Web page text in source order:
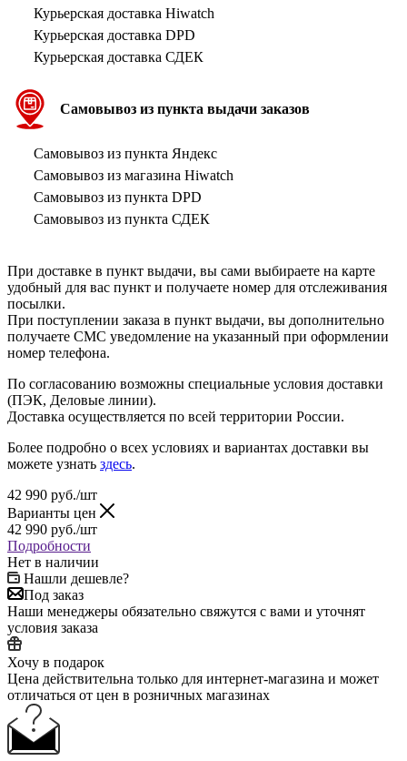
Курьерская доставка Hiwatch
Курьерская доставка DPD
Курьерская доставка СДЕК
Самовывоз из пункта выдачи заказов
Самовывоз из пункта Яндекс
Самовывоз из магазина Hiwatch
Самовывоз из пункта DPD
Самовывоз из пункта СДЕК
При доставке в пункт выдачи, вы сами выбираете на карте
удобный для вас пункт и получаете номер для отслеживания
посылки.
При поступлении заказа в пункт выдачи, вы дополнительно
получаете СМС уведомление на указанный при оформлении
номер телефона.
По согласованию возможны специальные условия доставки
(ПЭК, Деловые линии).
Доставка осуществляется по всей территории России.
Более подробно о всех условиях и вариантах доставки вы
можете узнать здесь.
42 990 руб./шт
Варианты цен
42 990 руб./шт
Подробности
Нет в наличии
Нашли дешевле?
Под заказ
Наши менеджеры обязательно свяжутся с вами и уточнят
условия заказа
Хочу в подарок
Цена действительна только для интернет-магазина и может
отличаться от цен в розничных магазинах